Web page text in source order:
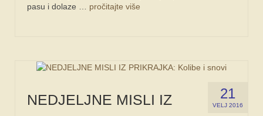
pasu i dolaze … pročitajte više
21
VELJ 2016
NEDJELJNE MISLI IZ